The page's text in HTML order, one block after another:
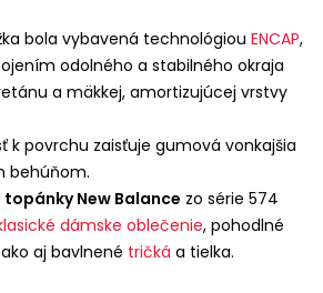
bola vybavená technológiou ENCAP,
odolného a stabilného okraja
a mäkkej, amortizujúcej vrstvy
k povrchu zaisťuje gumová vonkajšia
behúňom.
New Balance zo série 574
dámske oblečenie, pohodlné
ako aj bavlnené tričká a tielka.